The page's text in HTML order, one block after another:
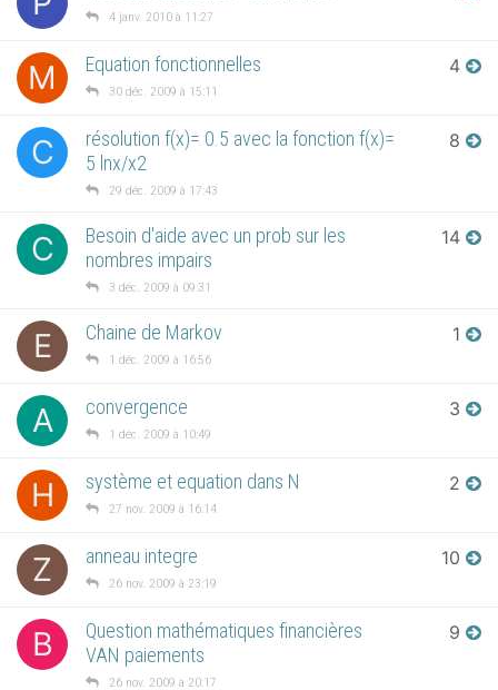
4 janv. 2010 à 11:27
M Equation fonctionnelles
30 déc. 2009 à 15:11
4
C
résolution f(x)= 0.5 avec la fonction f(x)=
5 lnx/x2
29 déc. 2009 à 17:43
8
C
Besoin d'aide avec un prob sur les
nombres impairs
3 déc. 2009 à 09:31
14
E Chaine de Markov
1 déc. 2009 à 16:56
1
A convergence
1 déc. 2009 à 10:49
3
H système et equation dans N
27 nov. 2009 à 16:14
2
Z anneau integre
26 nov. 2009 à 23:19
10
B
Question mathématiques financières
VAN paiements
26 nov. 2009 à 20:17
9